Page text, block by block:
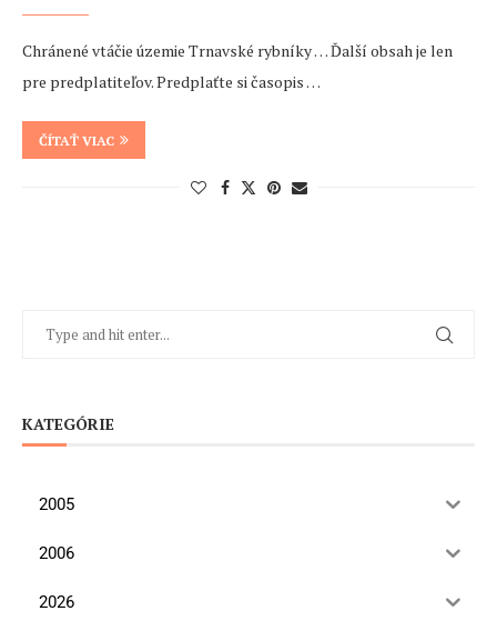
Chránené vtáčie územie Trnavské rybníky … Ďalší obsah je len
pre predplatiteľov. Predplaťte si časopis …
ČÍTAŤ VIAC
KATEGÓRIE
2005
2006
2026